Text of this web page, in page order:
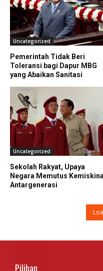
Uncategorized
Pemerintah Tidak Beri
Toleransi bagi Dapur MBG
yang Abaikan Sanitasi
Uncategorized
Sekolah Rakyat, Upaya
Negara Memutus
Antargenerasi
Pilihan